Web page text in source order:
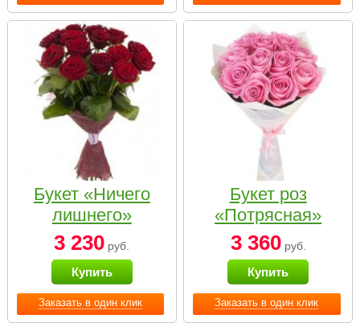
Заказать в один клик
Букет «Ничего
лишнего»
3 230 руб.
Купить
Заказать в один клик
Букет роз
«Потрясная»
3 360руб.
Купить